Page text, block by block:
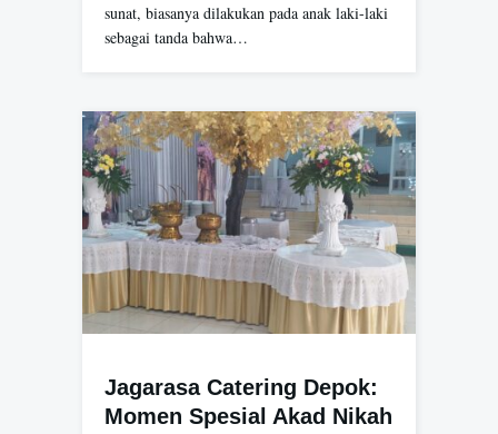
sunat, biasanya dilakukan pada anak laki-laki
sebagai tanda bahwa…
Jagarasa Catering Depok:
Momen Spesial Akad Nikah